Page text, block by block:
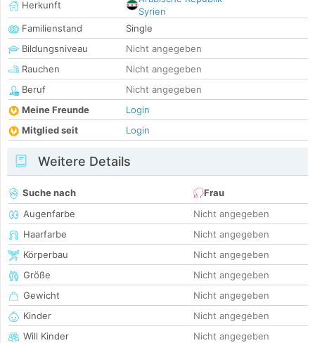
Herkunft
Syrien
Familienstand
Single
Bildungsniveau
Nicht angegeben
Rauchen
Nicht angegeben
Beruf
Nicht angegeben
Meine Freunde
Login
Mitglied seit
Login
Weitere Details
Suche nach
Frau
Augenfarbe
Nicht angegeben
Haarfarbe
Nicht angegeben
Körperbau
Nicht angegeben
Größe
Nicht angegeben
Gewicht
Nicht angegeben
Kinder
Nicht angegeben
Will Kinder
Nicht angegeben